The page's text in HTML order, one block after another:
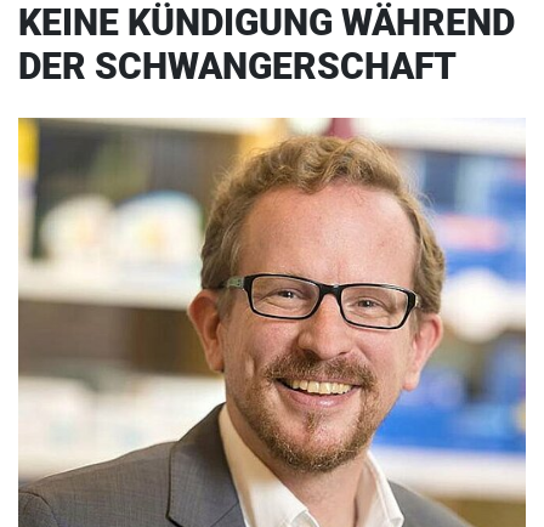
KEINE KÜNDIGUNG WÄHREND
DER SCHWANGERSCHAFT